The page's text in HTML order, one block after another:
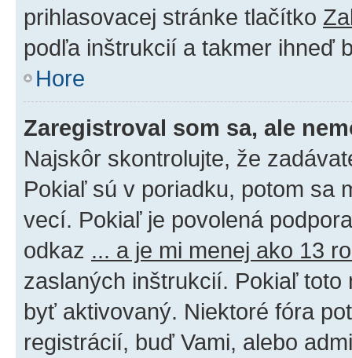
prihlasovacej stránke tlačítko
podľa inštrukcií a takmer ihneď
Hore
Zaregistroval som sa, ale
Najskôr skontrolujte, že
Pokiaľ sú v poriadku, potom sa
vecí. Pokiaľ je povolená
odkaz ... a je mi menej ako 13
zaslaných inštrukcií. Pokiaľ
byť aktivovaný. Niektoré fóra
registrácií, buď Vami, alebo